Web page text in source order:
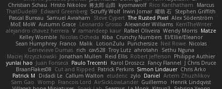
Christian Schau
Hristo Nikolov 将太郎 山田 kyomawolf Rico Kanthatham
Marcus
ThatDude69
Edward Greenberg Scruffy Wolf Irwin Jomar 曜萌 石 Stephen Griffith
Pascal Bureau Samuel Avraham Steve Cypert The Rusted Pixel Alex Söderström
MoE MoW Autumn Grace Leonardo Grosso Alexander Williams KerriTheWriter
alejandro chavez herrera V ramandeep kaur Rafael Oliveira Wendy Morris Matze
Kelley Womble Nicolas Ocheda Kiba Crunchy Numbers El/Ellie/Eleanor
Sean Humphrey Franco Malik LotionZulu Punchersize Neil Rowe Nicolas
Genevieve Dumas rich cav528 Troy Lutz ahrotahn
Sethu Nguna
Maciej Krzyszkowski Jonathan Mullen Reid Ellis Robert Jefferson Philippe Authier
yunlai hao Juan Fonseca Paulo Trecenti Karol Droszcz Fancy Flannel J Chris Druce
BraanFlakes08 Cut and Ripped Patrick Perkins Simon Lindauer Chris Arko
Patrick M
Didadi Le Callum Walton etudenc zylo Daniel Artem Zhuzhlikov
Sam Gao Womp Francois Lord AirSickLowLander Guillermo
Henrik Lindqvist